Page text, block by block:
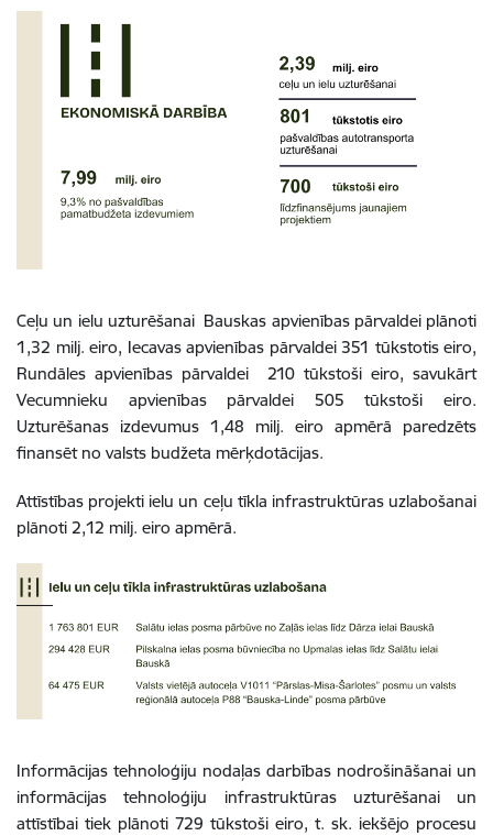
Ceļu un ielu uzturēšanai Bauskas apvienības pārvaldei plānoti
1,32 milj. eiro, Iecavas apvienības pārvaldei 351 tūkstotis eiro,
Rundāles apvienības pārvaldei 210 tūkstoši eiro, savukārt
Vecumnieku apvienības pārvaldei 505 tūkstoši eiro.
Uzturēšanas izdevumus 1,48 milj. eiro apmērā paredzēts
finansēt no valsts budžeta mērķdotācijas.
Attīstības projekti ielu un ceļu tīkla infrastruktūras uzlabošanai
plānoti 2,12 milj. eiro apmērā.
Informācijas tehnoloģiju nodaļas darbības nodrošināšanai un
informācijas tehnoloģiju infrastruktūras uzturēšanai un
attīstībai tiek plānoti 729 tūkstoši eiro, t. sk. iekšējo procesu